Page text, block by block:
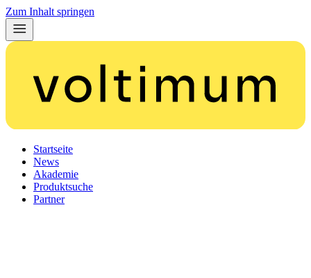
Zum Inhalt springen
Startseite
News
Akademie
Produktsuche
Partner